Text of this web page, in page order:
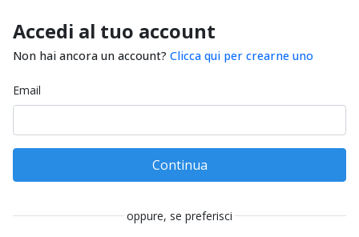
Accedi al tuo account
Non hai ancora un account? Clicca qui per crearne uno
Email
Continua
oppure, se preferisci